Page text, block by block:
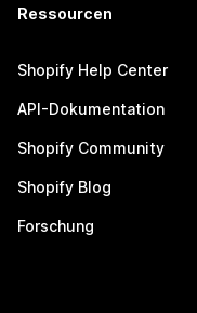
Ressourcen
Shopify Help Center
API-Dokumentation
Shopify Community
Shopify Blog
Forschung